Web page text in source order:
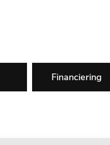
Financiering